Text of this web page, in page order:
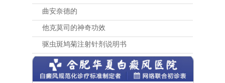
曲安奈德的
他克莫司的神奇功效
驱虫斑鸠菊注射针剂说明书